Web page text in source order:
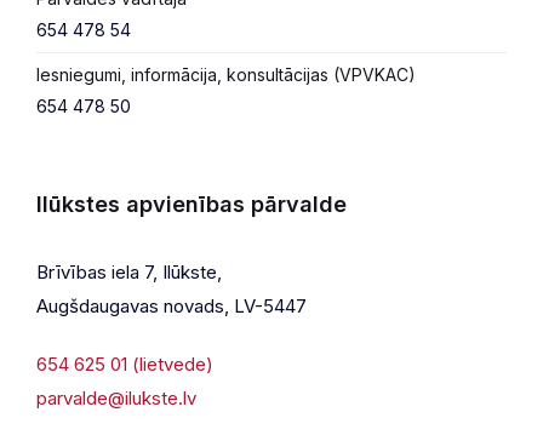
654 478 54
Iesniegumi, informācija, konsultācijas (VPVKAC)
654 478 50
Ilūkstes apvienības pārvalde
Brīvības iela 7, Ilūkste,
Augšdaugavas novads, LV-5447
654 625 01 (lietvede)
parvalde@ilukste.lv